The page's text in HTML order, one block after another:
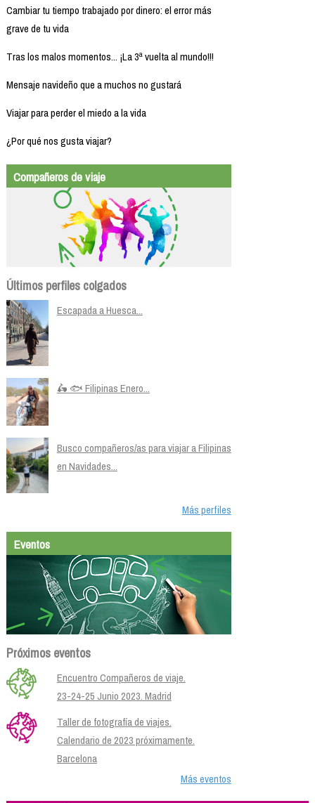
Cambiar tu tiempo trabajado por dinero: el error más
grave de tu vida
Tras los malos momentos... ¡La 3ª vuelta al mundo!!!
Mensaje navideño que a muchos no gustará
Viajar para perder el miedo a la vida
¿Por qué nos gusta viajar?
Compañeros de viaje
Últimos perfiles colgados
Escapada a Huesca...
🛵 🐟 Filipinas Enero...
Busco compañeros/as para viajar a Filipinas
en Navidades...
Más perfiles
Eventos
Próximos eventos
Encuentro Compañeros de viaje.
23-24-25 Junio 2023. Madrid
Taller de fotografía de viajes.
Calendario de 2023 próximamente.
Barcelona
Más eventos